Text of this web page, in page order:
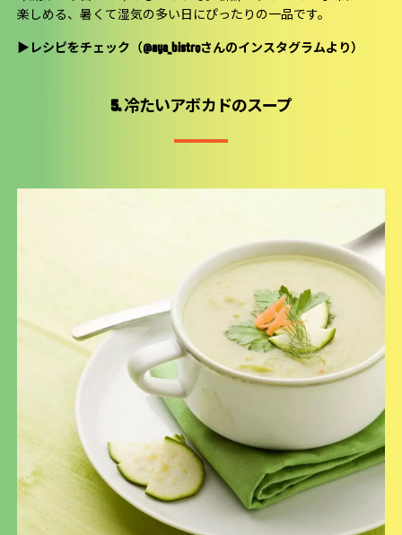
楽しめる、暑くて湿気の多い日にぴったりの一品です。
▶ レシピをチェック（@aya_bistroさんのインスタグラムより）
5. 冷たいアボカドのスープ